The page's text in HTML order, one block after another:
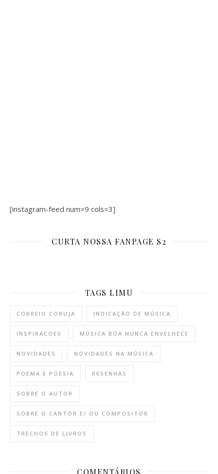
[instagram-feed num=9 cols=3]
CURTA NOSSA FANPAGE S2
TAGS LIMU
CORREIO CORUJA INDICAÇÃO DE MÚSICA
INSPIRACOES MÚSICA BOA NUNCA ENVELHECE
NOVIDADES NOVIDADES NA MÚSICA
POEMA E POESIA RESENHAS
SOBRE O AUTOR
SOBRE O CANTOR E/ OU COMPOSITOR
TRECHOS DE LIVROS
COMENTÁRIOS